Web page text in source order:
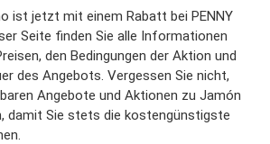
ist jetzt mit einem Rabatt bei PENNY
Seite finden Sie alle Informationen
den Bedingungen der Aktion und
des Angebots. Vergessen Sie nicht,
Angebote und Aktionen zu Jamón
damit Sie stets die kostengünstigste